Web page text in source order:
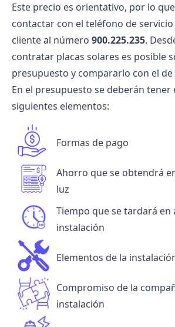
Este precio es orientativo, por lo
contactar con el teléfono de
cliente al número 900.225.235.
contratar placas solares es posible
presupuesto y compararlo con el
En el presupuesto se deberán tener
siguientes elementos:
Formas de pago
Ahorro que se obtendrá
luz
Tiempo que se tardará en
instalación
Elementos de la
Compromiso de la
instalación